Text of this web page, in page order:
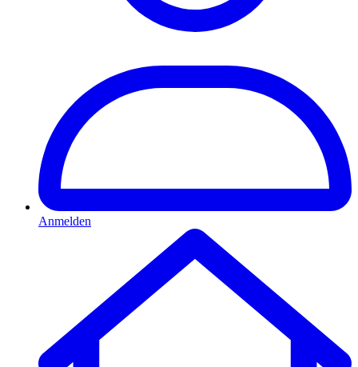
Anmelden